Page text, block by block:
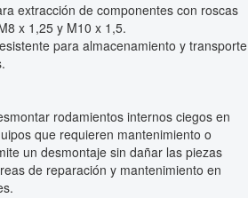
extracción de componentes con roscas
x 1,25 y M10 x 1,5.
para almacenamiento y transporte
rodamientos internos ciegos en
que requieren mantenimiento o
un desmontaje sin dañar las piezas
de reparación y mantenimiento en